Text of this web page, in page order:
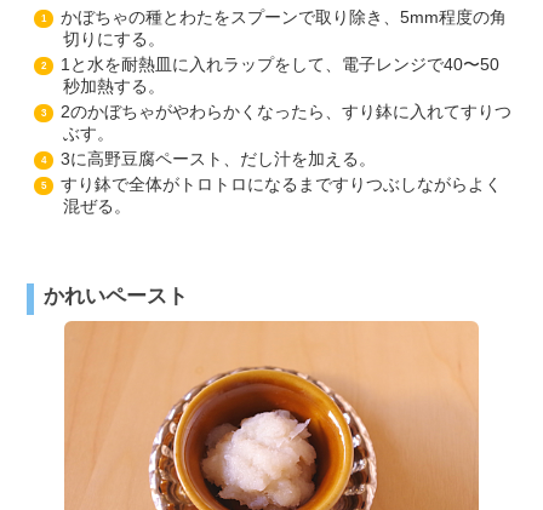
1
かぼちゃの種とわたをスプーンで取り除き、5mm程度の角
切りにする。
2
1と水を耐熱皿に入れラップをして、電子レンジで40〜50
秒加熱する。
3
2のかぼちゃがやわらかくなったら、すり鉢に入れてすりつ
ぶす。
4 3に高野豆腐ペースト、だし汁を加える。
5
すり鉢で全体がトロトロになるまですりつぶしながらよく
混ぜる。
かれいペースト